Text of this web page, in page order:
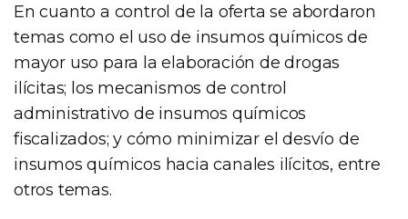
En cuanto a control de la oferta se abordaron
temas como el uso de insumos químicos de
mayor uso para la elaboración de drogas
ilícitas; los mecanismos de control
administrativo de insumos químicos
fiscalizados; y cómo minimizar el desvío de
insumos químicos hacia canales ilícitos, entre
otros temas.